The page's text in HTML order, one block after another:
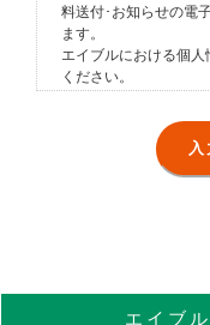
料送付･お知らせの電
ます。
エイブルにおける個人
ください。
エイブル